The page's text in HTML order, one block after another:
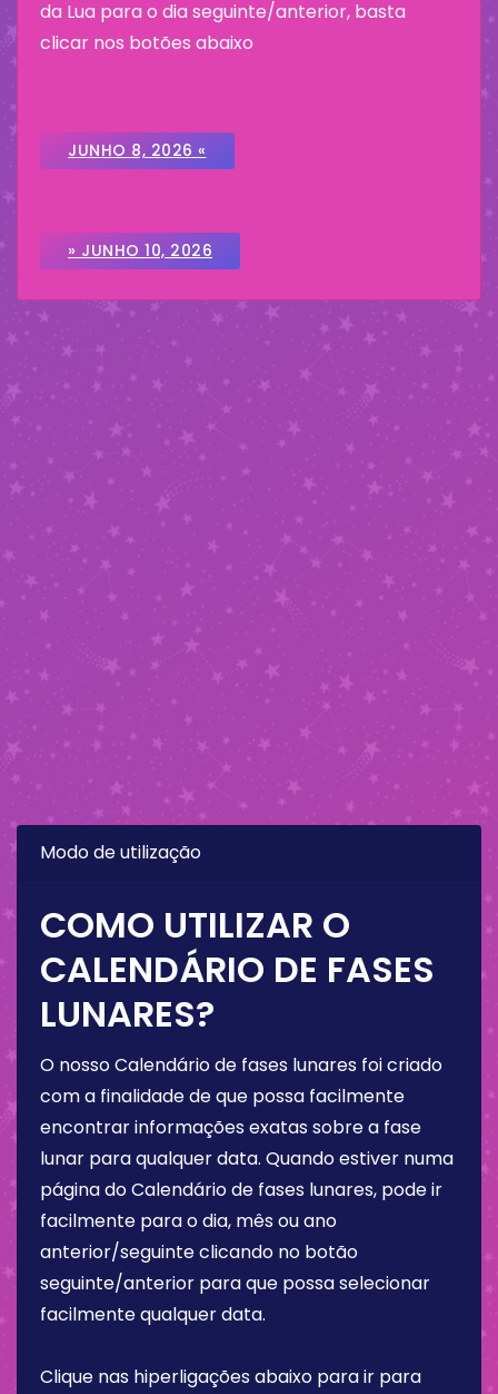
da Lua para o dia seguinte/anterior, basta
clicar nos botões abaixo
JUNHO 8, 2026 «
» JUNHO 10, 2026
Modo de utilização
COMO UTILIZAR O
CALENDÁRIO DE FASES
LUNARES?
O nosso Calendário de fases lunares foi criado
com a finalidade de que possa facilmente
encontrar informações exatas sobre a fase
lunar para qualquer data. Quando estiver numa
página do Calendário de fases lunares, pode ir
facilmente para o dia, mês ou ano
anterior/seguinte clicando no botão
seguinte/anterior para que possa selecionar
facilmente qualquer data.
Clique nas hiperligações abaixo para ir para